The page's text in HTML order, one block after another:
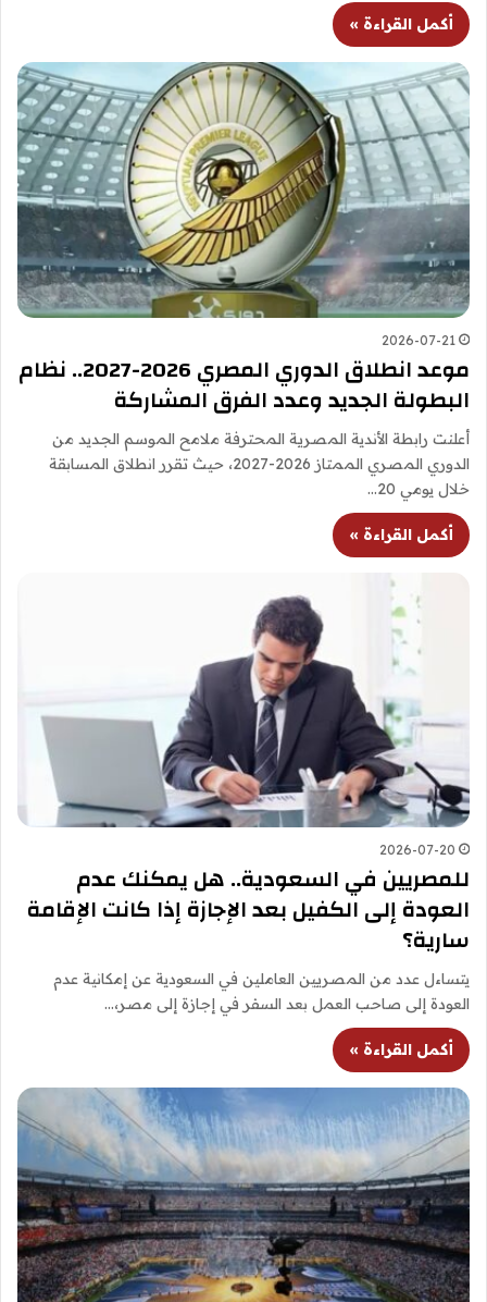
أكمل القراءة »
2026-07-21
موعد انطلاق الدوري المصري 2026-2027.. نظام
البطولة الجديد وعدد الفرق المشاركة
أعلنت رابطة الأندية المصرية المحترفة ملامح الموسم الجديد من
الدوري المصري الممتاز 2026-2027، حيث تقرر انطلاق المسابقة
خلال يومي 20…
أكمل القراءة »
2026-07-20
للمصريين في السعودية.. هل يمكنك عدم
العودة إلى الكفيل بعد الإجازة إذا كانت الإقامة
سارية؟
يتساءل عدد من المصريين العاملين في السعودية عن إمكانية عدم
العودة إلى صاحب العمل بعد السفر في إجازة إلى مصر،…
أكمل القراءة »